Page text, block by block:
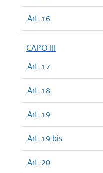
Art. 16
CAPO III
Art. 17
Art. 18
Art. 19
Art. 19 bis
Art. 20